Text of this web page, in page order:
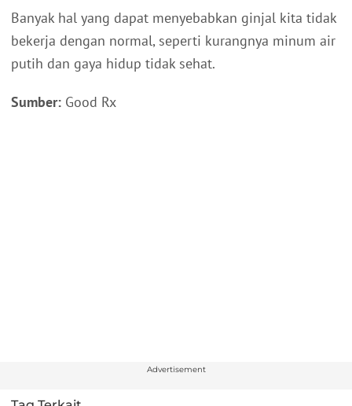
Banyak hal yang dapat menyebabkan ginjal kita tidak
bekerja dengan normal, seperti kurangnya minum air
putih dan gaya hidup tidak sehat.
Sumber: Good Rx
Advertisement